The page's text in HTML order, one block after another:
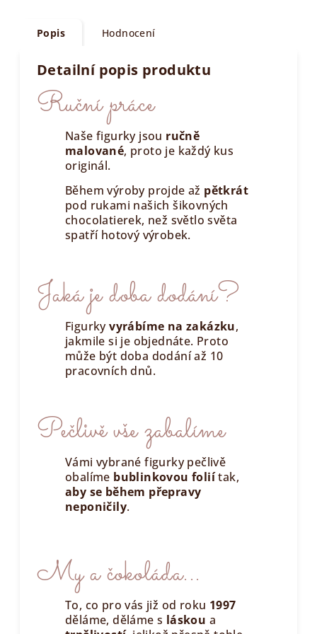
Popis Hodnocení
Detailní popis produktu
Ruční práce
Naše figurky jsou ručně
malované, proto je každý kus
originál.
Během výroby projde až pětkrát
pod rukami našich šikovných
chocolatierek, než světlo světa
spatří hotový výrobek.
Jaká je doba dodání?
Figurkyvyrábíme na zakázku,
jakmile si je objednáte. Proto
může být doba dodání až 10
pracovních dnů.
Pečlivě vše zabalíme
Vámi vybrané figurky pečlivě
obalíme bublinkovou foliítak,
aby se během přepravy
neponičily.
My a čokoláda...
To, co pro vás již od roku 1997
děláme, děláme s láskou a